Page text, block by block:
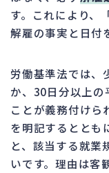
す。これにより、
解雇の事実と日付
労働基準法では、
か、30日分以上の
ことが義務付けら
を明記するととも
と、該当する就業
いです。理由は客